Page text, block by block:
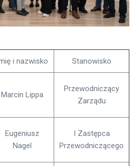
i nazwisko Stanowisko
Marcin Lippa
Przewodniczący
Zarządu
Eugeniusz
Nagel
I Zastępca
Przewodniczącego